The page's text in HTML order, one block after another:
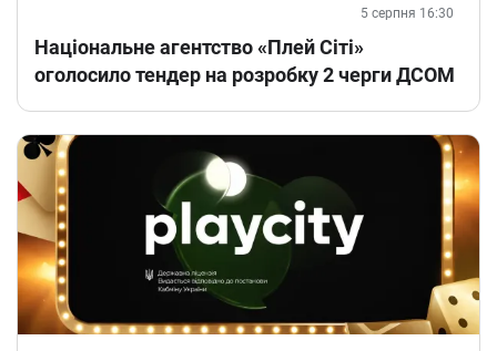
5 серпня 16:30
Національне агентство «Плей Сіті»
оголосило тендер на розробку 2 черги ДСОМ